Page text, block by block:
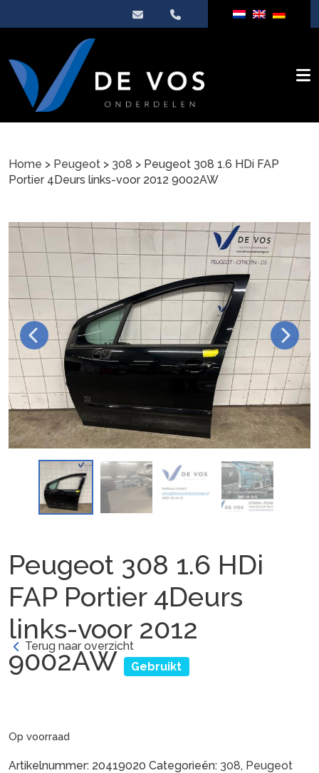
Home > Peugeot > 308 > Peugeot 308 1.6 HDi FAP
Portier 4Deurs links-voor 2012 9002AW
Peugeot 308 1.6 HDi
FAP Portier 4Deurs
links-voor 2012
9002AW Gebruikt
Terug naar overzicht
Op voorraad
Artikelnummer: 20419020 Categorieën: 308, Peugeot